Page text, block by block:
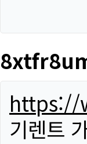
https://
기렌트